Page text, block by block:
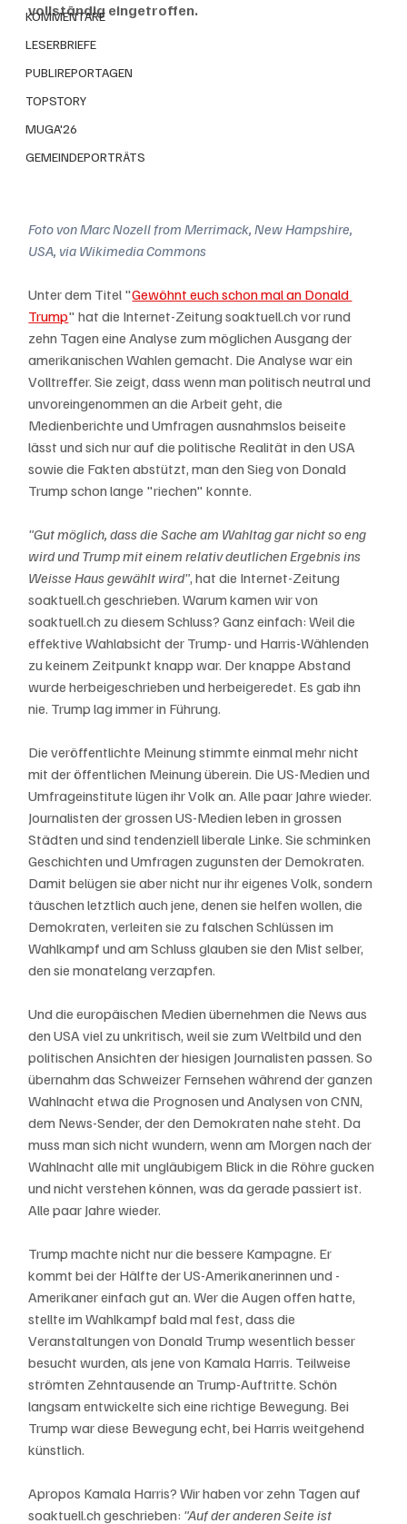
KOMMENTARE
LESERBRIEFE
PUBLIREPORTAGEN
TOPSTORY
MUGA'26
GEMEINDEPORTRÄTS
vollständig eingetroffen.
Foto von Marc Nozell from Merrimack, New Hampshire,
USA, via Wikimedia Commons
Unter dem Titel "Gewöhnt euch schon mal an Donald
Trump" hat die Internet-Zeitung soaktuell.ch vor rund
zehn Tagen eine Analyse zum möglichen Ausgang der
amerikanischen Wahlen gemacht. Die Analyse war ein
Volltreffer. Sie zeigt, dass wenn man politisch neutral und
unvoreingenommen an die Arbeit geht, die
Medienberichte und Umfragen ausnahmslos beiseite
lässt und sich nur auf die politische Realität in den USA
sowie die Fakten abstützt, man den Sieg von Donald
Trump schon lange "riechen" konnte.
"Gut möglich, dass die Sache am Wahltag gar nicht so eng
wird und Trump mit einem relativ deutlichen Ergebnis ins
Weisse Haus gewählt wird", hat die Internet-Zeitung
soaktuell.ch geschrieben. Warum kamen wir von
soaktuell.ch zu diesem Schluss? Ganz einfach: Weil die
effektive Wahlabsicht der Trump- und Harris-Wählenden
zu keinem Zeitpunkt knapp war. Der knappe Abstand
wurde herbeigeschrieben und herbeigeredet. Es gab ihn
nie. Trump lag immer in Führung.
Die veröffentlichte Meinung stimmte einmal mehr nicht
mit der öffentlichen Meinung überein. Die US-Medien und
Umfrageinstitute lügen ihr Volk an. Alle paar Jahre wieder.
Journalisten der grossen US-Medien leben in grossen
Städten und sind tendenziell liberale Linke. Sie schminken
Geschichten und Umfragen zugunsten der Demokraten.
Damit belügen sie aber nicht nur ihr eigenes Volk, sondern
täuschen letztlich auch jene, denen sie helfen wollen, die
Demokraten, verleiten sie zu falschen Schlüssen im
Wahlkampf und am Schluss glauben sie den Mist selber,
den sie monatelang verzapfen.
Und die europäischen Medien übernehmen die News aus
den USA viel zu unkritisch, weil sie zum Weltbild und den
politischen Ansichten der hiesigen Journalisten passen. So
übernahm das Schweizer Fernsehen während der ganzen
Wahlnacht etwa die Prognosen und Analysen von CNN,
dem News-Sender, der den Demokraten nahe steht. Da
muss man sich nicht wundern, wenn am Morgen nach der
Wahlnacht alle mit ungläubigem Blick in die Röhre gucken
und nicht verstehen können, was da gerade passiert ist.
Alle paar Jahre wieder.
Trump machte nicht nur die bessere Kampagne. Er
kommt bei der Hälfte der US-Amerikanerinnen und -
Amerikaner einfach gut an. Wer die Augen offen hatte,
stellte im Wahlkampf bald mal fest, dass die
Veranstaltungen von Donald Trump wesentlich besser
besucht wurden, als jene von Kamala Harris. Teilweise
strömten Zehntausende an Trump-Auftritte. Schön
langsam entwickelte sich eine richtige Bewegung. Bei
Trump war diese Bewegung echt, bei Harris weitgehend
künstlich.
Apropos Kamala Harris? Wir haben vor zehn Tagen auf
soaktuell.ch geschrieben: "Auf der anderen Seite ist